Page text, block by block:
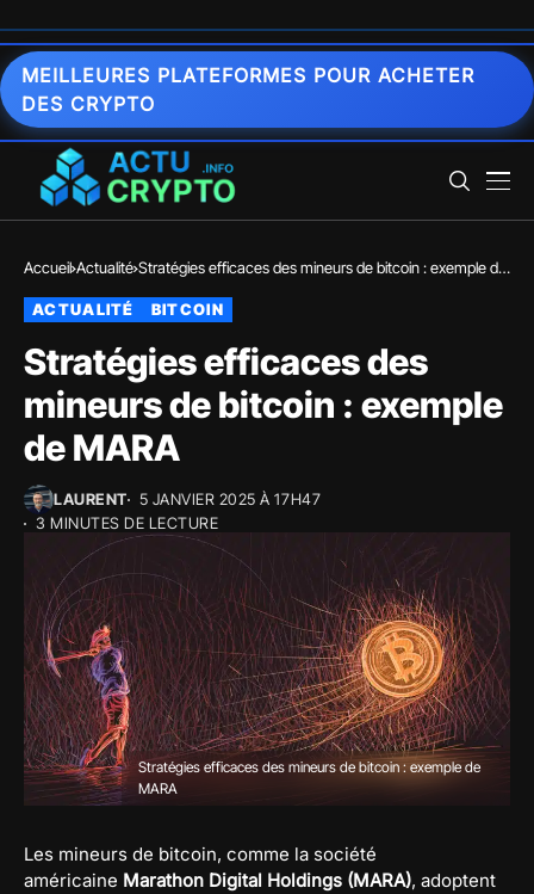
MEILLEURES PLATEFORMES POUR ACHETER
DES CRYPTO
Accueil Actualité Stratégies efficaces des mineurs de bitcoin : exemple de
ACTUALITÉ
BITCOIN
Stratégies efficaces des
mineurs de bitcoin : exemple
de MARA
LAURENT
5 JANVIER 2025 À 17H47
3 MINUTES DE LECTURE
Stratégies efficaces des mineurs de bitcoin : exemple de
MARA
Les mineurs de bitcoin, comme la société
américaine Marathon Digital Holdings (MARA), adoptent